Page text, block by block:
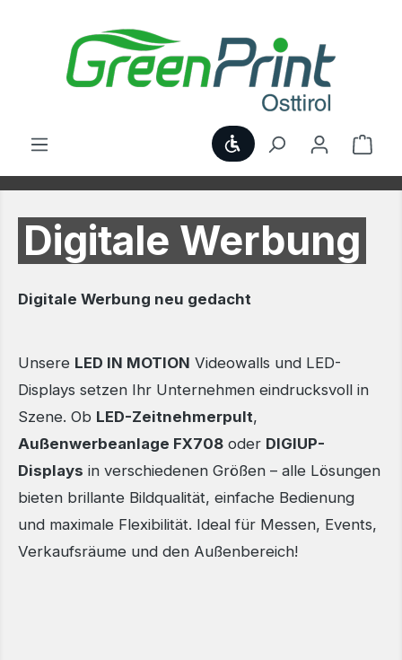
Werkzeugleiste
Digitale Werbung
Digitale Werbung neu gedacht
Unsere LED IN MOTION Videowalls und LED-
Displays setzen Ihr Unternehmen eindrucksvoll in
Szene. Ob LED-Zeitnehmerpult,
Außenwerbeanlage FX708 oder DIGIUP-
Displays in verschiedenen Größen – alle Lösungen
bieten brillante Bildqualität, einfache Bedienung
und maximale Flexibilität. Ideal für Messen, Events,
Verkaufsräume und den Außenbereich!